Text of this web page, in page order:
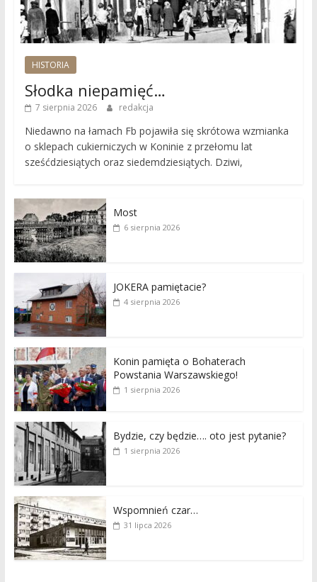
HISTORIA
Słodka niepamięć…
7 sierpnia 2026 redakcja
Niedawno na łamach Fb pojawiła się skrótowa wzmianka
o sklepach cukierniczych w Koninie z przełomu lat
sześćdziesiątych oraz siedemdziesiątych. Dziwi,
Most
6 sierpnia 2026
JOKERA pamiętacie?
4 sierpnia 2026
Konin pamięta o Bohaterach
Powstania Warszawskiego!
1 sierpnia 2026
Bydzie, czy będzie…. oto jest pytanie?
1 sierpnia 2026
Wspomnień czar…
31 lipca 2026